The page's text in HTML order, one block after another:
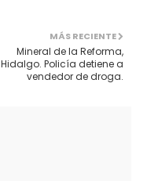
MÁS RECIENTE
Mineral de la Reforma,
Hidalgo. Policía detiene a
vendedor de droga.